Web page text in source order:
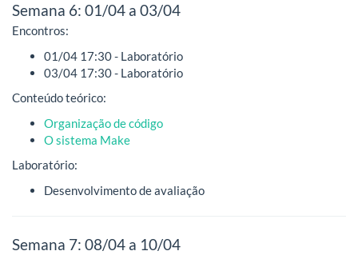
Semana 6: 01/04 a 03/04
Encontros:
01/04 17:30 - Laboratório
03/04 17:30 - Laboratório
Conteúdo teórico:
Organização de código
O sistema Make
Laboratório:
Desenvolvimento de avaliação
Semana 7: 08/04 a 10/04